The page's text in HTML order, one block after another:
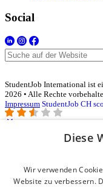
Social
StudentJob International ist
2026 • Alle Rechte
Impressum StudentJob CH
Login für
E-Mail*
Diese
Wir verwenden
Website zu verbessern.